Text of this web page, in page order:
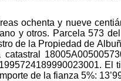
ochenta y nueve
y otros. Parcela 573
de la Propiedad de
El
de la fianza 5%: